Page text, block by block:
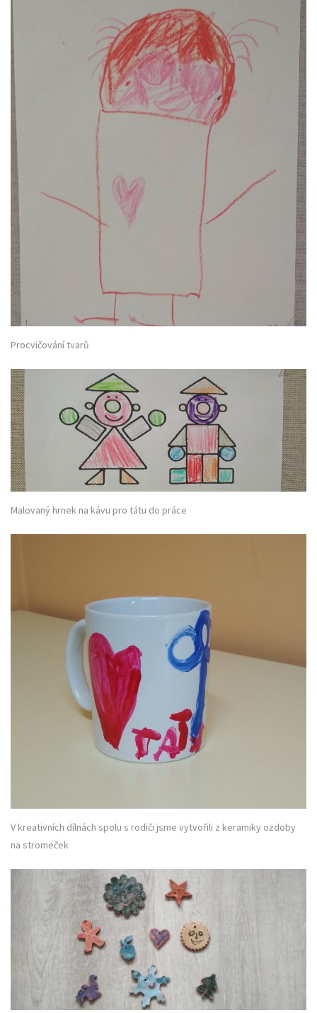
Procvičování tvarů
Malovaný hrnek na kávu pro tátu do práce
V kreativních dílnách spolu s rodiči jsme vytvořili z keramiky ozdoby
na stromeček